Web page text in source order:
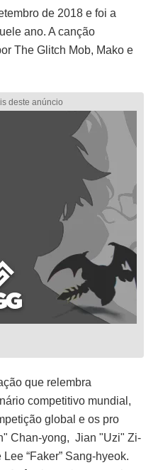
de 2018 e foi a
ano. A canção
The Glitch Mob, Mako e
que relembra
competitivo mundial,
global e os pro
Chan-yong, Jian "Uzi" Zi-
“Faker” Sang-hyeok.